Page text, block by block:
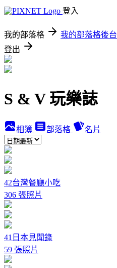
登入
我的部落格 我的部落格後台
登出
S & V 玩樂誌
相簿 部落格 名片
42台灣餐廳小吃
306 張照片
41日本見聞錄
59 張照片